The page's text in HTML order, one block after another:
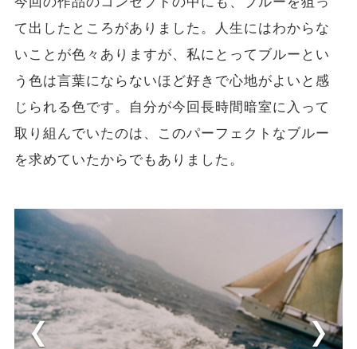
て出したところがありました。人生にはわからな
いことが色々ありますが、私にとってブルーとい
う色は言葉にならないほど好きで心地がよいと感
じられる色です。自分が今回長時間暗室に入って
取り組んでいたのは、このパーフェクトなブルー
を求めていたからでもありました。